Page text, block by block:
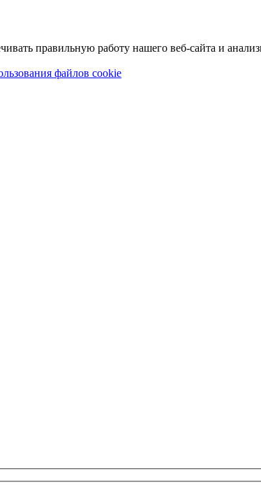
правильную работу нашего веб-сайта и
файлов cookie